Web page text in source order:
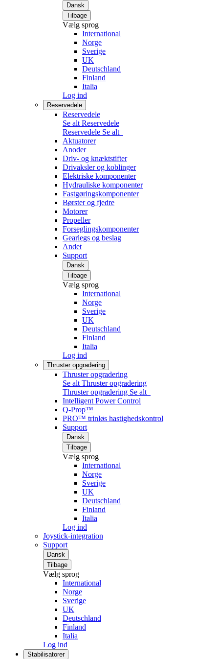
Dansk
Tilbage
Vælg sprog
International
Norge
Sverige
UK
Deutschland
Finland
Italia
Log ind
Reservedele
Reservedele
Se alt Reservedele
Reservedele Se alt
Aktuatorer
Anoder
Driv- og knæktstifter
Drivaksler og koblinger
Elektriske komponenter
Hydrauliske komponenter
Fastgøringskomponenter
Børster og fjedre
Motorer
Propeller
Forseglingskomponenter
Gearlegs og beslag
Andet
Support
Dansk
Tilbage
Vælg sprog
International
Norge
Sverige
UK
Deutschland
Finland
Italia
Log ind
Thruster opgradering
Thruster opgradering
Se alt Thruster opgradering
Thruster opgradering Se alt
Intelligent Power Control
Q-Prop™
PRO™ trinløs hastighedskontrol
Support
Dansk
Tilbage
Vælg sprog
International
Norge
Sverige
UK
Deutschland
Finland
Italia
Log ind
Joystick-integration
Support
Dansk
Tilbage
Vælg sprog
International
Norge
Sverige
UK
Deutschland
Finland
Italia
Log ind
Stabilisatorer